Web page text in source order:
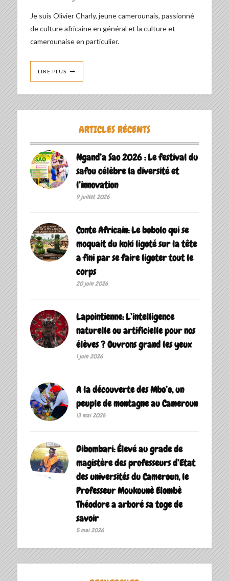
Je suis Olivier Charly, jeune camerounais, passionné
de culture africaine en général et la culture et
camerounaise en particulier.
LIRE PLUS
ARTICLES RÉCENTS
Ngand’a Sao 2026 : Le festival du
safou célèbre la diversité et
l’innovation
9 juillet 2026
Conte Africain: Le bobolo qui se
moquait du koki ligoté sur la tête
a fini par se faire ligoter tout le
corps
20 juin 2026
Lapointienne: L’intelligence
naturelle ou artificielle pour nos
élèves ? Ouvrons grand les yeux
1 juin 2026
A la découverte des Mbo’o, un
peuple de montagne au Cameroun
13 mai 2026
Dibombari: Élevé au grade de
magistère des professeurs d’Etat
des universités du Cameroun, le
Professeur Moukounè Elombè
Théodore a arboré sa toge de
savoir ‎
5 mai 2026